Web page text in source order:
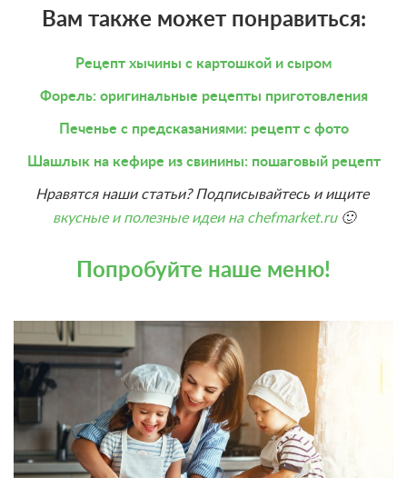
Вам также может понравиться:
Рецепт хычины с картошкой и сыром
Форель: оригинальные рецепты приготовления
Печенье с предсказаниями: рецепт с фото
Шашлык на кефире из свинины: пошаговый рецепт
Нравятся наши статьи? Подписывайтесь и ищите
вкусные и полезные идеи на chefmarket.ru 🙂
Попробуйте наше меню!